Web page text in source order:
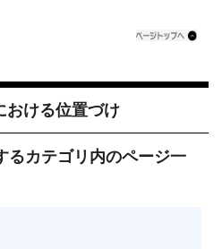
おける位置づけ
るカテゴリ内のページ一